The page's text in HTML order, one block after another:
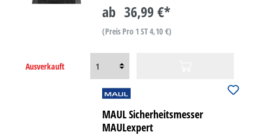
ab 36,99 €*
(Preis Pro 1 ST 4,10 €)
Ausverkauft
MAUL Sicherheitsmesser
MAULexpert